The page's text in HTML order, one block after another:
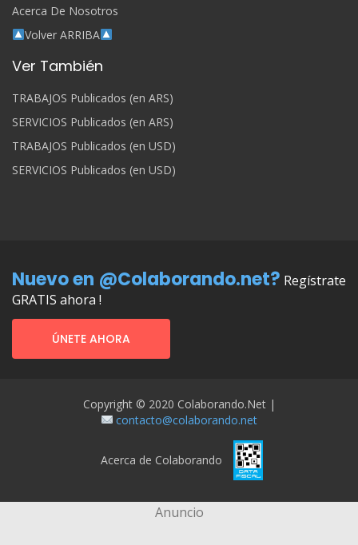
Acerca De Nosotros
Volver ARRIBA
Ver También
TRABAJOS Publicados (en ARS)
SERVICIOS Publicados (en ARS)
TRABAJOS Publicados (en USD)
SERVICIOS Publicados (en USD)
Nuevo en @Colaborando.net? Regístrate
GRATIS ahora !
ÚNETE AHORA
Copyright © 2020 Colaborando.net |
contacto@colaborando.net
Acerca de Colaborando
Anuncio